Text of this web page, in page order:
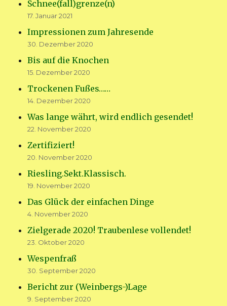
Schnee(fall)grenze(n)
17. Januar 2021
Impressionen zum Jahresende
30. Dezember 2020
Bis auf die Knochen
15. Dezember 2020
Trockenen Fußes……
14. Dezember 2020
Was lange währt, wird endlich gesendet!
22. November 2020
Zertifiziert!
20. November 2020
Riesling.Sekt.Klassisch.
19. November 2020
Das Glück der einfachen Dinge
4. November 2020
Zielgerade 2020! Traubenlese vollendet!
23. Oktober 2020
Wespenfraß
30. September 2020
Bericht zur (Weinbergs-)Lage
9. September 2020